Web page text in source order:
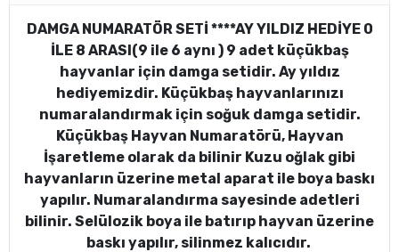
DAMGA NUMARATÖR SETİ ****AY YILDIZ HEDİYE 0
İLE 8 ARASI(9 ile 6 aynı ) 9 adet küçükbaş
hayvanlar için damga setidir. Ay yıldız
hediyemizdir. Küçükbaş hayvanlarınızı
numaralandırmak için soğuk damga setidir.
Küçükbaş Hayvan Numaratörü, Hayvan
İşaretleme olarak da bilinir Kuzu oğlak gibi
hayvanların üzerine metal aparat ile boya baskı
yapılır. Numaralandırma sayesinde adetleri
bilinir. Selülozik boya ile batırıp hayvan üzerine
baskı yapılır, silinmez kalıcıdır.